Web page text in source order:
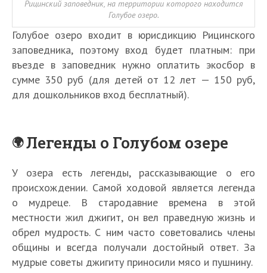
Рицинский заповедник, на территории которого находится
Голубое озеро.
Голубое озеро входит в юрисдикцию Рицинского
заповедника, поэтому вход будет платным: при
въезде в заповедник нужно оплатить экосбор в
сумме 350 руб (для детей от 12 лет — 150 руб,
для дошкольников вход бесплатный).
Легенды о Голубом озере
У озера есть легенды, рассказывающие о его
происхождении. Самой ходовой является легенда
о мудреце. В стародавние времена в этой
местности жил джигит, он вел праведную жизнь и
обрел мудрость. С ним часто советовались члены
общины и всегда получали достойный ответ. За
мудрые советы джигиту приносили мясо и пушнину.